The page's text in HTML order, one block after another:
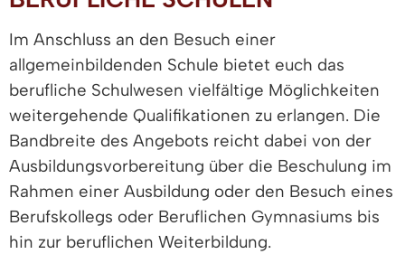
Im Anschluss an den Besuch einer
allgemeinbildenden Schule bietet euch das
berufliche Schulwesen vielfältige Möglichkeiten
weitergehende Qualifikationen zu erlangen. Die
Bandbreite des Angebots reicht dabei von der
Ausbildungsvorbereitung über die Beschulung im
Rahmen einer Ausbildung oder den Besuch eines
Berufskollegs oder Beruflichen Gymnasiums bis
hin zur beruflichen Weiterbildung.